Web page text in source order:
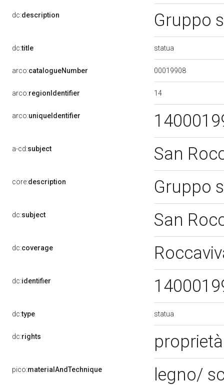
dc:description Gruppo
dc:title statua
arco:catalogueNumber 00019908
arco:regionIdentifier 14
arco:uniqueIdentifier
a-cd:subject San
core:description Gruppo
dc:subject San
dc:coverage
dc:identifier
dc:type statua
dc:rights
pico:materialAndTechnique legno/